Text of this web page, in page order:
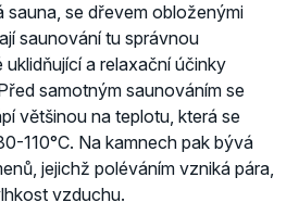
sauna, se dřevem obloženými
saunování tu správnou
a relaxační účinky
samotným saunováním se
většinou na teplotu, která se
110°C. Na kamnech pak bývá
jejichž poléváním vzniká pára,
vzduchu.